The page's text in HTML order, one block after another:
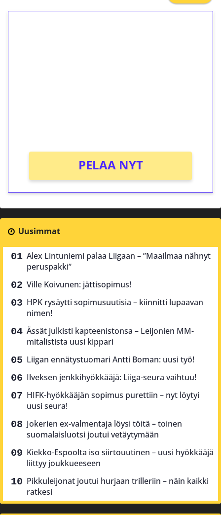
PELAA NYT
Uusimmat
Alex Lintuniemi palaa Liigaan – ”Maailmaa nähnyt
peruspakki”
Ville Koivunen: jättisopimus!
HPK rysäytti sopimusuutisia – kiinnitti lupaavan
nimen!
Ässät julkisti kapteenistonsa – Leijonien MM-
mitalistista uusi kippari
Liigan ennätystuomari Antti Boman: uusi työ!
Ilveksen jenkkihyökkääjä: Liiga-seura vaihtuu!
HIFK-hyökkääjän sopimus purettiin – nyt löytyi
uusi seura!
Jokerien ex-valmentaja löysi töitä – toinen
suomalaisluotsi joutui vetäytymään
Kiekko-Espoolta iso siirtouutinen – uusi hyökkääjä
liittyy joukkueeseen
Pikkuleijonat joutui hurjaan trilleriin – näin kaikki
ratkesi